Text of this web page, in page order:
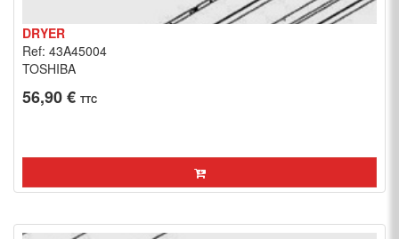
DRYER
Ref: 43A45004
TOSHIBA
56,90 € TTC